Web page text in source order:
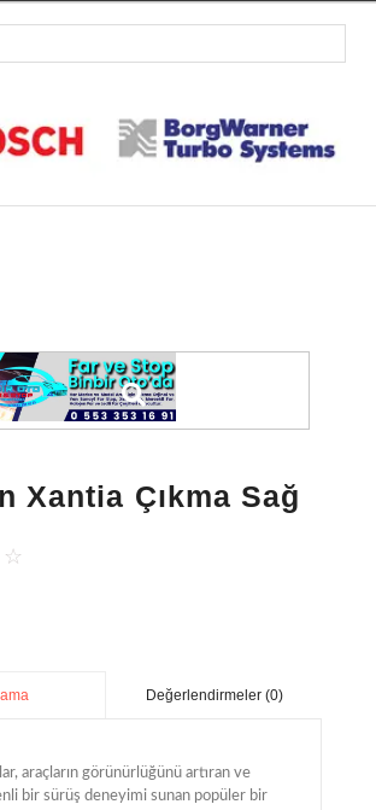
Xantia Çıkma Sağ
☆
Değerlendirmeler (0)
araçların görünürlüğünü artıran ve
bir sürüş deneyimi sunan popüler bir